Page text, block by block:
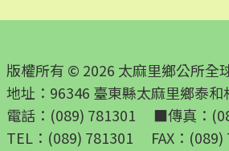
版權所有 © 2026 太麻里鄉公所全
地址：96346 臺東縣太麻里鄉泰
電話：(089) 781301 ■傳真：
TEL：(089) 781301 FAX：